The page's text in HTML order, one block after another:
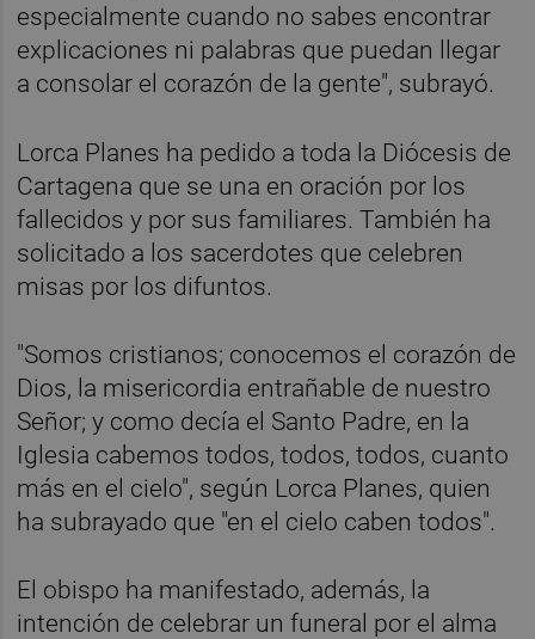
especialmente cuando no sabes encontrar
explicaciones ni palabras que puedan llegar
a consolar el corazón de la gente", subrayó.
Lorca Planes ha pedido a toda la Diócesis de
Cartagena que se una en oración por los
fallecidos y por sus familiares. También ha
solicitado a los sacerdotes que celebren
misas por los difuntos.
"Somos cristianos; conocemos el corazón de
Dios, la misericordia entrañable de nuestro
Señor; y como decía el Santo Padre, en la
Iglesia cabemos todos, todos, todos, cuanto
más en el cielo", según Lorca Planes, quien
ha subrayado que "en el cielo caben todos".
El obispo ha manifestado, además, la
intención de celebrar un funeral por el alma